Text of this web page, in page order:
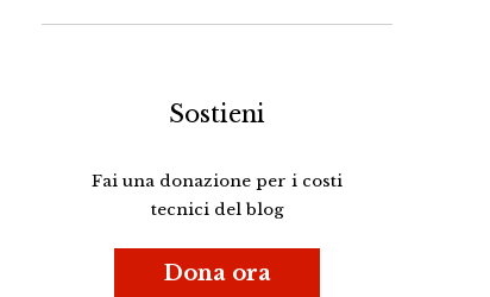
Sostieni
Fai una donazione per i costi
tecnici del blog
Dona ora